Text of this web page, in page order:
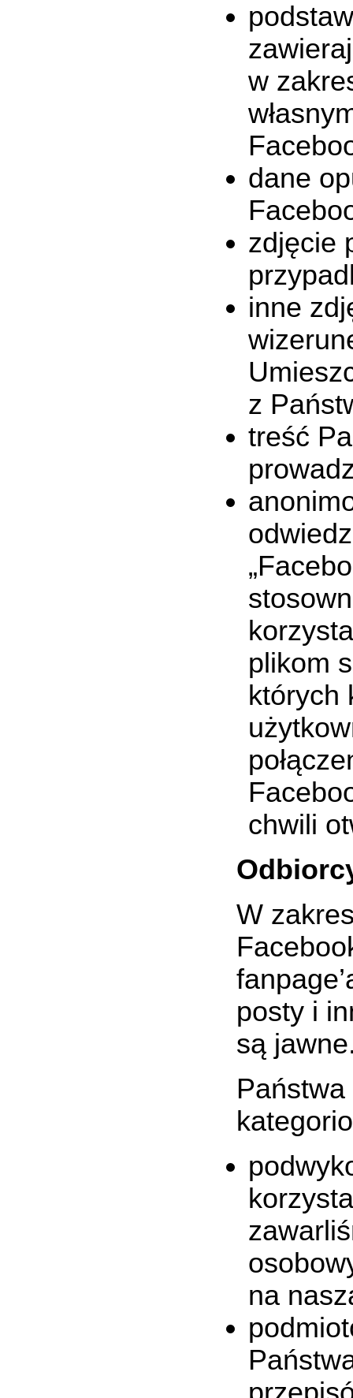
w
dane
zdjęcie
inne
z
treść
plikom
których
chwili
W
posty i
są
na